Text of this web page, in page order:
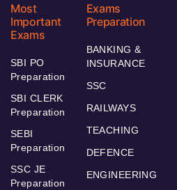
Most
Important
Exams
SBI PO
Preparation
SBI CLERK
Preparation
SEBI
Preparation
SSC JE
Preparation
Exams
Preparation
BANKING &
INSURANCE
SSC
RAILWAYS
TEACHING
DEFENCE
ENGINEERING